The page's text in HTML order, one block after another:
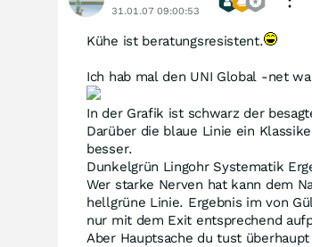
31.01.07 09:00:53
Kühe ist beratungsresistent.
Ich hab mal den UNI Global -net
In der Grafik ist schwarz der
Darüber die blaue Linie ein
besser.
Dunkelgrün Lingohr Systematik
Wer starke Nerven hat kann dem
hellgrüne Linie. Ergebnis im von
nur mit dem Exit entsprechend
Aber Hauptsache du tust